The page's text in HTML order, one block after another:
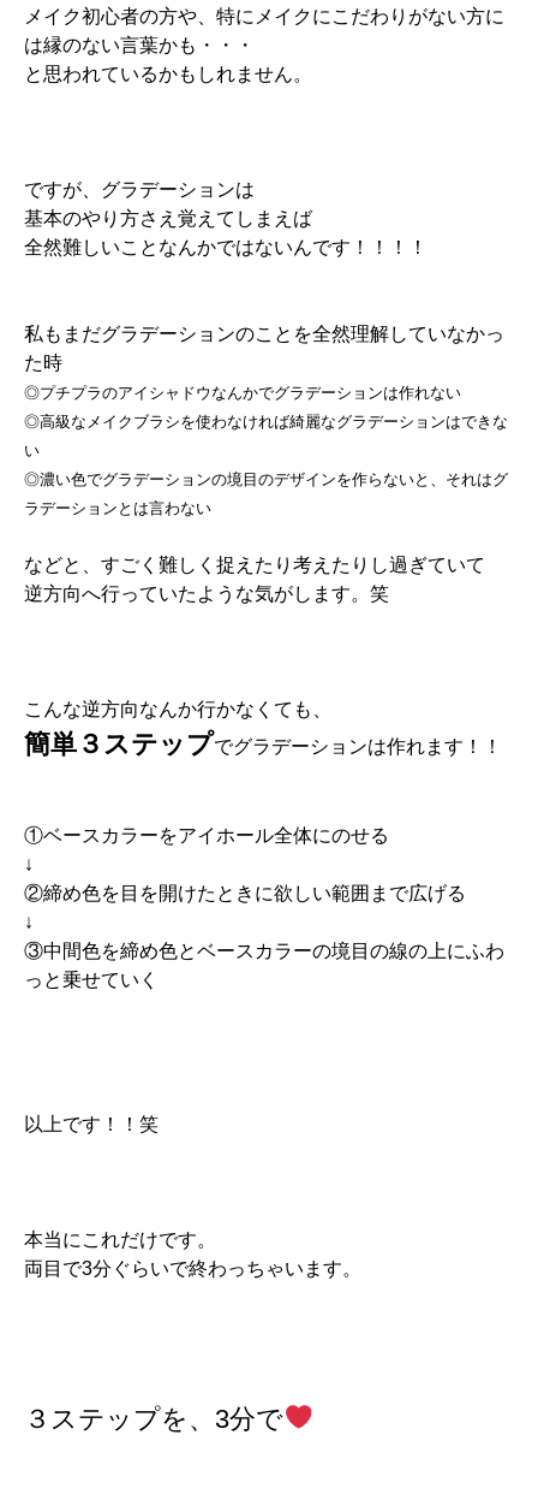
メイク初心者の方や、特にメイクにこだわりがない方に
は縁のない言葉かも・・・
と思われているかもしれません。
ですが、グラデーションは
基本のやり方さえ覚えてしまえば
全然難しいことなんかではないんです！！！！
私もまだグラデーションのことを全然理解していなかっ
た時
◎プチプラのアイシャドウなんかでグラデーションは作れない
◎高級なメイクブラシを使わなければ綺麗なグラデーションはできな
い
◎濃い色でグラデーションの境目のデザインを作らないと、それはグ
ラデーションとは言わない
などと、すごく難しく捉えたり考えたりし過ぎていて
逆方向へ行っていたような気がします。笑
こんな逆方向なんか行かなくても、
簡単３ステップでグラデーションは作れます！！
①ベースカラーをアイホール全体にのせる
↓
②締め色を目を開けたときに欲しい範囲まで広げる
↓
③中間色を締め色とベースカラーの境目の線の上にふわ
っと乗せていく
以上です！！笑
本当にこれだけです。
両目で3分ぐらいで終わっちゃいます。
３ステップを、 3分で